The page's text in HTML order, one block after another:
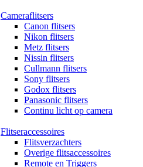
Cameraflitsers
Canon flitsers
Nikon flitsers
Metz flitsers
Nissin flitsers
Cullmann flitsers
Sony flitsers
Godox flitsers
Panasonic flitsers
Continu licht op camera
Flitseraccessoires
Flitsverzachters
Overige flitsaccessoires
Remote en Triggers